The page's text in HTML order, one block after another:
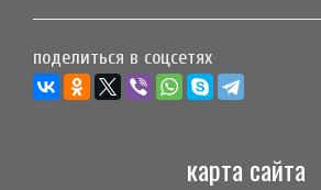
поделиться в соцсетях
карта сайта